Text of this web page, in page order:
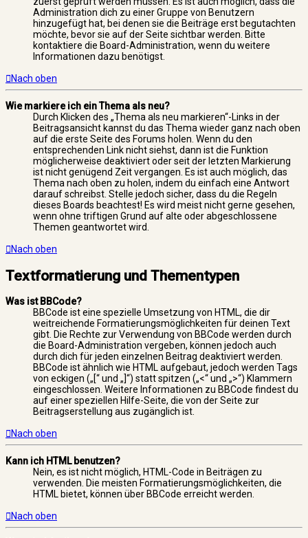
Administration dich zu einer Gruppe von Benutzern
hinzugefügt hat, bei denen sie die Beiträge erst begutachten
möchte, bevor sie auf der Seite sichtbar werden. Bitte
kontaktiere die Board-Administration, wenn du weitere
Informationen dazu benötigst.
Nach oben
Wie markiere ich ein Thema als neu?
Durch Klicken des „Thema als neu markieren“-Links in der
Beitragsansicht kannst du das Thema wieder ganz nach oben
auf die erste Seite des Forums holen. Wenn du den
entsprechenden Link nicht siehst, dann ist die Funktion
möglicherweise deaktiviert oder seit der letzten Markierung
ist nicht genügend Zeit vergangen. Es ist auch möglich, das
Thema nach oben zu holen, indem du einfach eine Antwort
darauf schreibst. Stelle jedoch sicher, dass du die Regeln
dieses Boards beachtest! Es wird meist nicht gerne gesehen,
wenn ohne triftigen Grund auf alte oder abgeschlossene
Themen geantwortet wird.
Nach oben
Textformatierung und Thementypen
Was ist BBCode?
BBCode ist eine spezielle Umsetzung von HTML, die dir
weitreichende Formatierungsmöglichkeiten für deinen Text
gibt. Die Rechte zur Verwendung von BBCode werden durch
die Board-Administration vergeben, können jedoch auch
durch dich für jeden einzelnen Beitrag deaktiviert werden.
BBCode ist ähnlich wie HTML aufgebaut, jedoch werden Tags
von eckigen („[“ und „]“) statt spitzen („<“ und „>“) Klammern
eingeschlossen. Weitere Informationen zu BBCode findest du
auf einer speziellen Hilfe-Seite, die von der Seite zur
Beitragserstellung aus zugänglich ist.
Nach oben
Kann ich HTML benutzen?
Nein, es ist nicht möglich, HTML-Code in Beiträgen zu
verwenden. Die meisten Formatierungsmöglichkeiten, die
HTML bietet, können über BBCode erreicht werden.
Nach oben